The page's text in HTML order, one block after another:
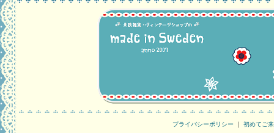
プライバシーポリシー ｜ 初めてご